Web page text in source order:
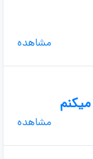
مشاهده
مشاهده